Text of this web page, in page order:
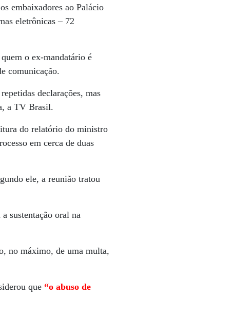
embaixadores ao Palácio
eletrônicas – 72
o ex-mandatário é
comunicação.
declarações, mas
a TV Brasil.
do relatório do ministro
em cerca de duas
ele, a reunião tratou
sustentação oral na
no máximo, de uma multa,
que “o abuso de